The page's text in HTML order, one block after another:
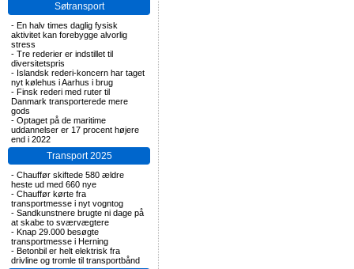
Søtransport
- En halv times daglig fysisk
aktivitet kan forebygge alvorlig
stress
- Tre rederier er indstillet til
diversitetspris
- Islandsk rederi-koncern har taget
nyt kølehus i Aarhus i brug
- Finsk rederi med ruter til
Danmark transporterede mere
gods
- Optaget på de maritime
uddannelser er 17 procent højere
end i 2022
Transport 2025
- Chauffør skiftede 580 ældre
heste ud med 660 nye
- Chauffør kørte fra
transportmesse i nyt vogntog
- Sandkunstnere brugte ni dage på
at skabe to sværvægtere
- Knap 29.000 besøgte
transportmesse i Herning
- Betonbil er helt elektrisk fra
drivline og tromle til transportbånd